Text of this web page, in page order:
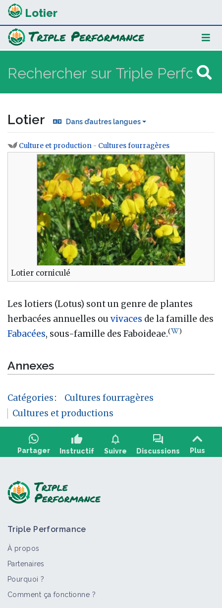
Lotier
Lotier Dans d’autres langues
Aller à :navigation,rechercher
Culture et production - Cultures fourragères
Lotier corniculé
Les lotiers (Lotus) sont un genre de plantes
herbacées annuelles ou vivaces de la famille des
Fabacées, sous-famille des Faboideae.( )
Annexes
Catégories:
Cultures fourragères
Cultures et productions
Partager
thumb_up
Instructif
notifications
Suivre
forum
Discussions Plus
Triple Performance
À propos
Partenaires
Pourquoi ?
Comment ça fonctionne ?